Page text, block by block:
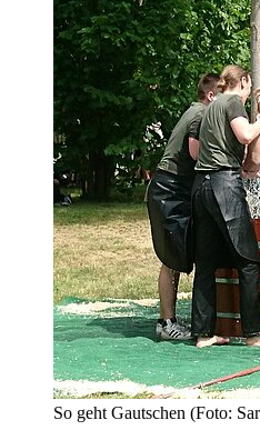
So geht Gautschen (Foto: